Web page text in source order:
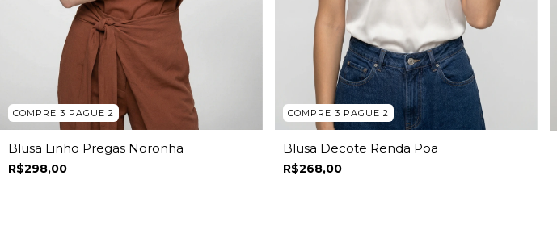
COMPRE 3 PAGUE 2
Blusa Linho Pregas Noronha
R$298,00
COMPRE 3 PAGUE 2
Blusa Decote Renda Poa
R$268,00